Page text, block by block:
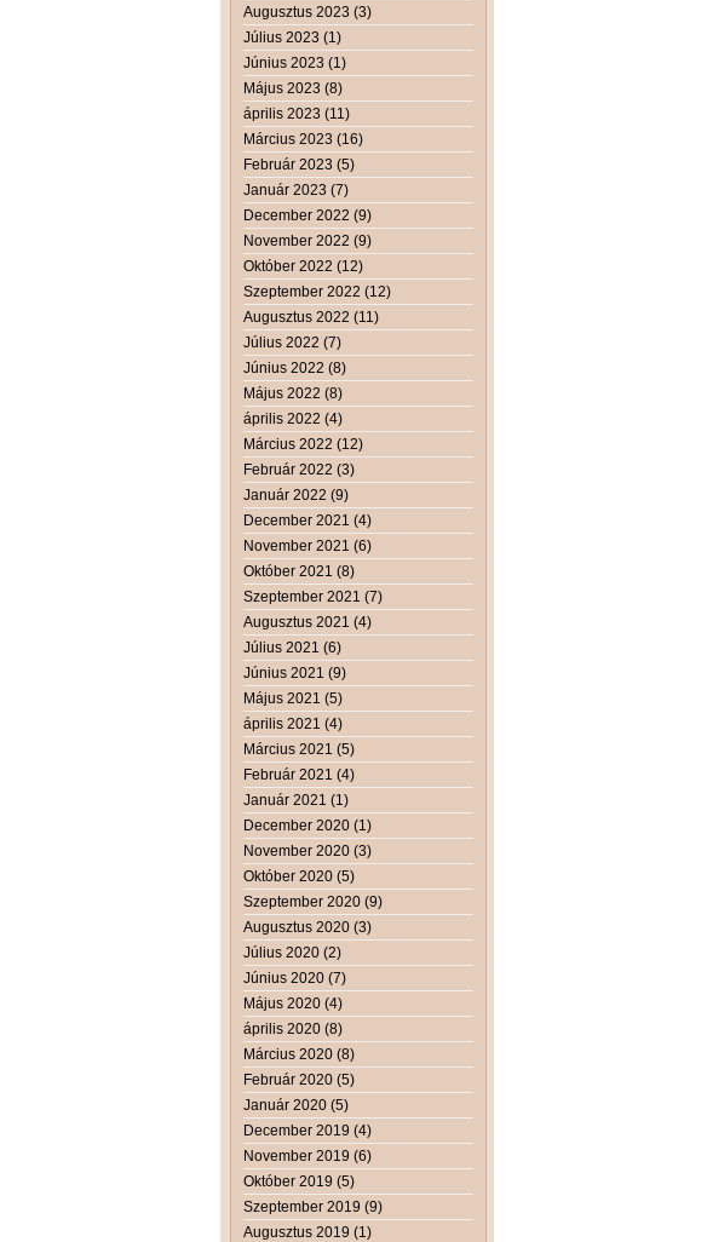
Augusztus 2023 (3)
Július 2023 (1)
Június 2023 (1)
Május 2023 (8)
április 2023 (11)
Március 2023 (16)
Február 2023 (5)
Január 2023 (7)
December 2022 (9)
November 2022 (9)
Október 2022 (12)
Szeptember 2022 (12)
Augusztus 2022 (11)
Július 2022 (7)
Június 2022 (8)
Május 2022 (8)
április 2022 (4)
Március 2022 (12)
Február 2022 (3)
Január 2022 (9)
December 2021 (4)
November 2021 (6)
Október 2021 (8)
Szeptember 2021 (7)
Augusztus 2021 (4)
Július 2021 (6)
Június 2021 (9)
Május 2021 (5)
április 2021 (4)
Március 2021 (5)
Február 2021 (4)
Január 2021 (1)
December 2020 (1)
November 2020 (3)
Október 2020 (5)
Szeptember 2020 (9)
Augusztus 2020 (3)
Július 2020 (2)
Június 2020 (7)
Május 2020 (4)
április 2020 (8)
Március 2020 (8)
Február 2020 (5)
Január 2020 (5)
December 2019 (4)
November 2019 (6)
Október 2019 (5)
Szeptember 2019 (9)
Augusztus 2019 (1)